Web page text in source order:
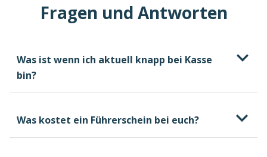
Fragen und Antworten
Was ist wenn ich aktuell knapp bei Kasse
bin?
Was kostet ein Führerschein bei euch?